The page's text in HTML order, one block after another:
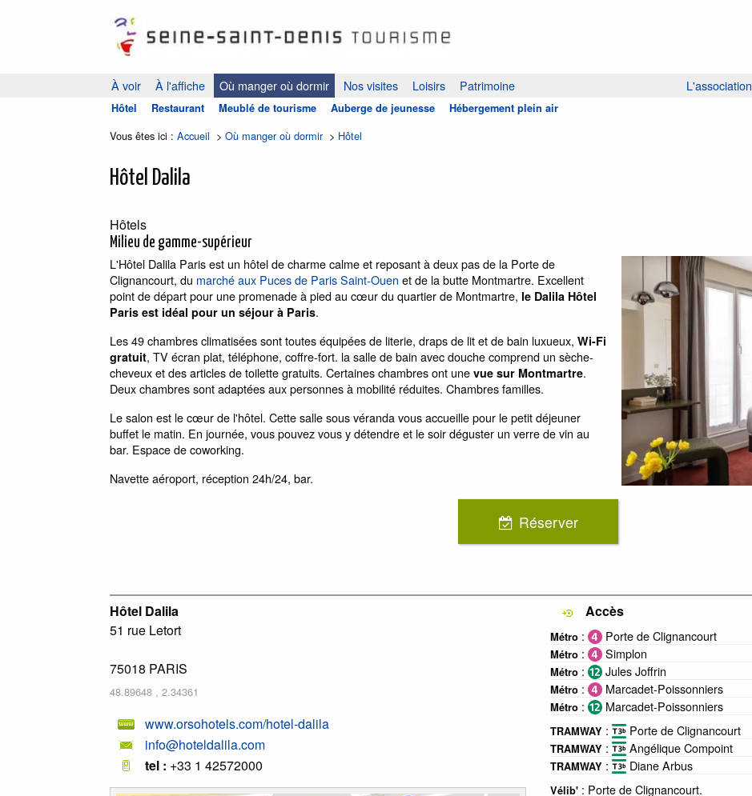
À voir À l'affiche Où manger où dormir Nos visites Loisirs Patrimoine L'association
Hôtel Restaurant Meublé de tourisme Auberge de jeunesse Hébergement plein air
Vous êtes ici : Accueil > Où manger où dormir> Hôtel
Hôtel Dalila
Hôtels
Milieu de gamme-supérieur
L'Hôtel Dalila Paris est un hôtel de charme calme et reposant à deux pas de la Porte de
Clignancourt, du marché aux Puces de Paris Saint-Ouen et de la butte Montmartre. Excellent
point de départ pour une promenade à pied au cœur du quartier de Montmartre, le Dalila Hôtel
Paris est idéal pour un séjour à Paris.
Les 49 chambres climatisées sont toutes équipées de literie, draps de lit et de bain luxueux, Wi-Fi
gratuit, TV écran plat, téléphone, coffre-fort. la salle de bain avec douche comprend un sèche-
cheveux et des articles de toilette gratuits. Certaines chambres ont une vue sur Montmartre.
Deux chambres sont adaptées aux personnes à mobilité réduites. Chambres familles.
Le salon est le cœur de l'hôtel. Cette salle sous véranda vous accueille pour le petit déjeuner
buffet le matin. En journée, vous pouvez vous y détendre et le soir déguster un verre de vin au
bar. Espace de coworking.
Navette aéroport, réception 24h/24, bar.
Réserver
Hôtel Dalila
51 rue Letort
75018 PARIS
48.89648 , 2.34361
www.orsohotels.com/hotel-dalila
info@hoteldalila.com
tel : +33 1 42572000
Accès
Métro : Porte de Clignancourt
Métro : Simplon
Métro : Jules Joffrin
Métro : Marcadet-Poissonniers
Métro : Marcadet-Poissonniers
TRAMWAY : Porte de Clignancourt
TRAMWAY : Angélique Compoint
TRAMWAY : Diane Arbus
Vélib' : Porte de Clignancourt.